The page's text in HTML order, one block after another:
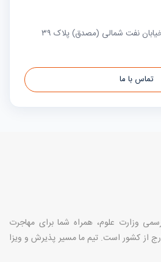
تهران — خیابان میرداماد، خیابان نفت شمالی (مصدق) پلاک ۳۹
تماس با ما
وزارت علوم، همراه شما برای مهاجرت
از کشور است. تیم ما مسیر پذیرش و ویزا